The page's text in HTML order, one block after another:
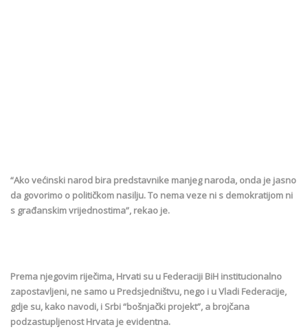
“Ako većinski narod bira predstavnike manjeg naroda, onda je jasno
da govorimo o političkom nasilju. To nema veze ni s demokratijom ni
s građanskim vrijednostima”, rekao je.
Prema njegovim riječima, Hrvati su u Federaciji BiH institucionalno
zapostavljeni, ne samo u Predsjedništvu, nego i u Vladi Federacije,
gdje su, kako navodi, i Srbi “bošnjački projekt”, a brojčana
podzastupljenost Hrvata je evidentna.